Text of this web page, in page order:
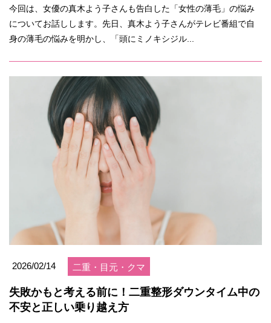
今回は、女優の真木よう子さんも告白した「女性の薄毛」の悩み
についてお話しします。先日、真木よう子さんがテレビ番組で自
身の薄毛の悩みを明かし、「頭にミノキシジル...
2026/02/14 二重・目元・クマ
失敗かもと考える前に！二重整形ダウンタイム中の
不安と正しい乗り越え方